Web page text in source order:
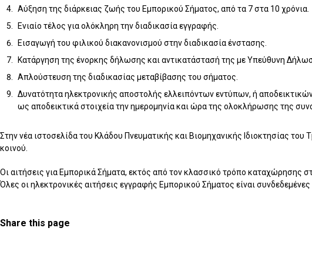
Αύξηση της διάρκειας ζωής του Εμπορικού Σήματος, από τα 7 στα 10 χρόνια.
Ενιαίο τέλος για ολόκληρη την διαδικασία εγγραφής.
Εισαγωγή του φιλικού διακανονισμού στην διαδικασία ένστασης.
Κατάργηση της ένορκης δήλωσης και αντικατάστασή της με Υπεύθυνη
Απλούστευση της διαδικασίας μεταβίβασης του σήματος.
Δυνατότητα ηλεκτρονικής αποστολής ελλειπόντων εντύπων, ή
ως αποδεικτικά στοιχεία την ημερομηνία και ώρα της ολοκλήρωσης της
Στην νέα ιστοσελίδα του Κλάδου Πνευματικής και Βιομηχανικής Ιδιοκτησίας
κοινού.
Οι αιτήσεις για Εμπορικά Σήματα, εκτός από τον κλασσικό τρόπο καταχώρησης
Όλες οι ηλεκτρονικές αιτήσεις εγγραφής Εμπορικού Σήματος είναι
Share this page